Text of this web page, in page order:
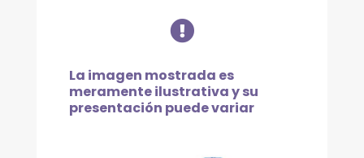
CHECKER,
100
PRUEBAS

La imagen mostrada es
meramente ilustrativa y su
presentación puede variar